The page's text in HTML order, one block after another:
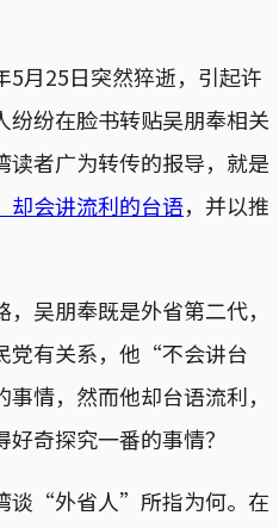
5月25日突然猝逝，引起许
纷纷在脸书转贴吴朋奉相关
读者广为转传的报导，就是
会讲流利的台语，并以推
吴朋奉既是外省第二代，
党有关系，他“不会讲台
情，然而他却台语流利，
奇探究一番的事情？
谈“外省人”所指为何。在